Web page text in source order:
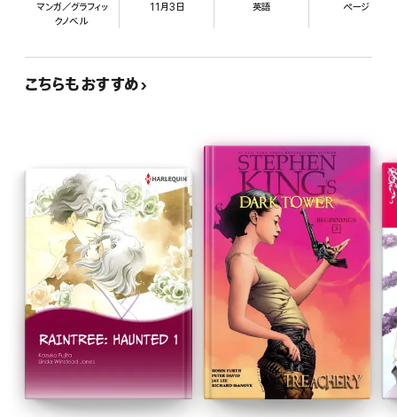
マンガ／グラフィッ
クノベル
11月3日 英語 ページ
こちらもおすすめ